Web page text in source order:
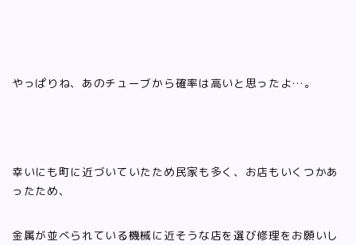
やっぱりね、あのチューブから確率は高いと思ったよ…。
幸いにも町に近づいていたため民家も多く、お店もいくつかあ
ったため、
金属が並べられている機械に近そうな店を選び修理をお願いし